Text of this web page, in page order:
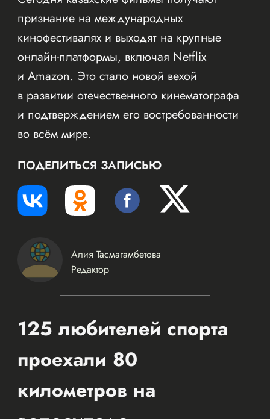
признание на международных
кинофестивалях и выходят на крупные
онлайн-платформы, включая Netflix
и Amazon. Это стало новой вехой
в развитии отечественного кинематографа
и подтверждением его востребованности
во всём мире.
ПОДЕЛИТЬСЯ ЗАПИСЬЮ
Алия Тасмагамбетова
Редактор
125 любителей спорта
проехали 80
километров на